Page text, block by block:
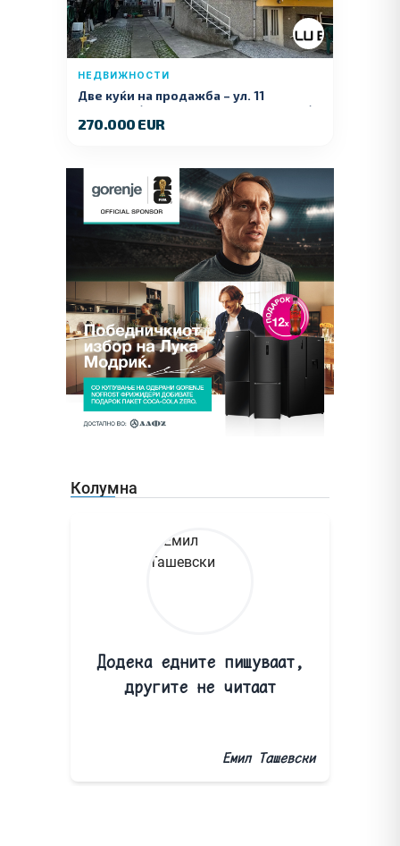
НЕДВИЖНОСТИ
Две куќи на продажба – ул. 11
Ноември (Наспроти Селман Туризам)
270.000 EUR
Колумна
Додека едните пишуваат,
другите не читаат
Емил Ташевски